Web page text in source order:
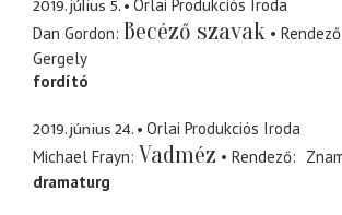
2019. július 5.
Orlai Produkciós Iroda
Dan Gordon Becéző szavak Rendező
Gergely
fordító
2019. június 24.
Orlai Produkciós Iroda
Michael Frayn Vadméz Rendező
dramaturg